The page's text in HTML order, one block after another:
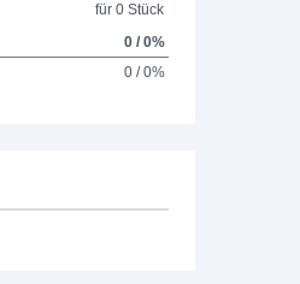
für 0 Stück
0 / 0%
0 / 0%